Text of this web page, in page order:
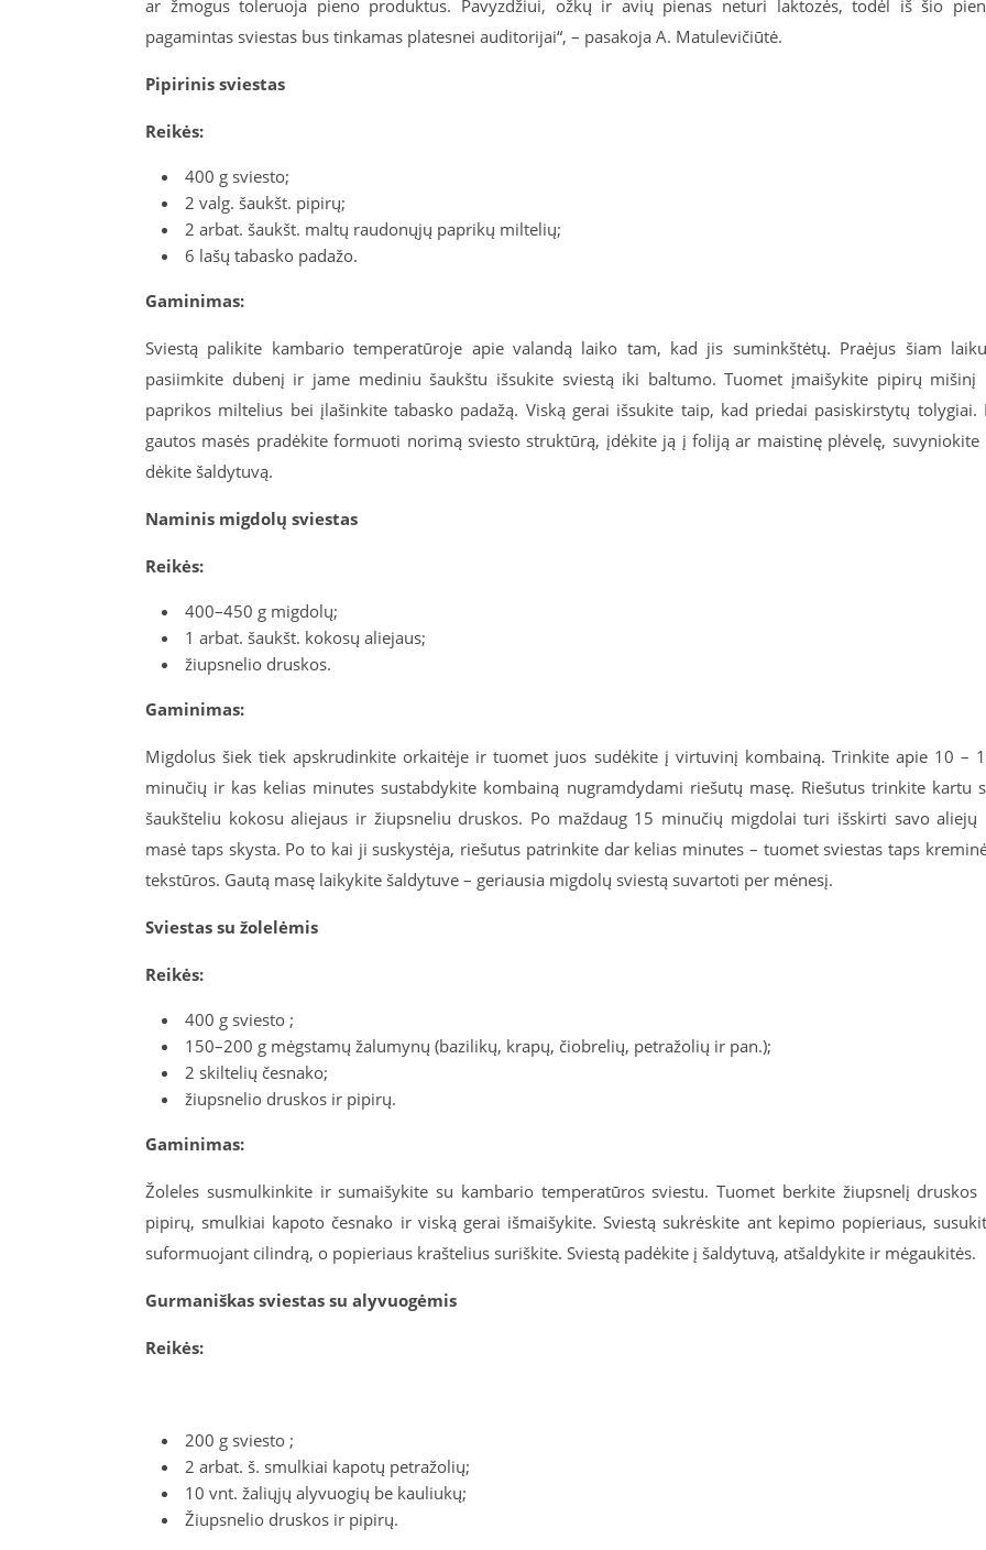
ar žmogus toleruoja pieno produktus. Pavyzdžiui, ožkų ir avių pienas neturi laktozės, todėl iš šio
pagamintas sviestas bus tinkamas platesnei auditorijai“, – pasakoja A. Matulevičiūtė.
Pipirinis sviestas
Reikės:
400 g sviesto;
2 valg. šaukšt. pipirų;
2 arbat. šaukšt. maltų raudonųjų paprikų miltelių;
6 lašų tabasko padažo.
Gaminimas:
Sviestą palikite kambario temperatūroje apie valandą laiko tam, kad jis suminkštėtų. Praėjus šiam
pasiimkite dubenį ir jame mediniu šaukštu išsukite sviestą iki baltumo. Tuomet įmaišykite pipirų mišinį
paprikos miltelius bei įlašinkite tabasko padažą. Viską gerai išsukite taip, kad priedai pasiskirstytų tolygiai.
gautos masės pradėkite formuoti norimą sviesto struktūrą, įdėkite ją į foliją ar maistinę plėvelę, suvyniokite
dėkite šaldytuvą.
Naminis migdolų sviestas
Reikės:
400–450 g migdolų;
1 arbat. šaukšt. kokosų aliejaus;
žiupsnelio druskos.
Gaminimas:
Migdolus šiek tiek apskrudinkite orkaitėje ir tuomet juos sudėkite į virtuvinį kombainą. Trinkite apie 10 –
minučių ir kas kelias minutes sustabdykite kombainą nugramdydami riešutų masę. Riešutus trinkite kartu
šaukšteliu kokosu aliejaus ir žiupsneliu druskos. Po maždaug 15 minučių migdolai turi išskirti savo aliejų
masė taps skysta. Po to kai ji suskystėja, riešutus patrinkite dar kelias minutes – tuomet sviestas taps
tekstūros. Gautą masę laikykite šaldytuve – geriausia migdolų sviestą suvartoti per mėnesį.
Sviestas su žolelėmis
Reikės:
400 g sviesto ;
150–200 g mėgstamų žalumynų (bazilikų, krapų, čiobrelių, petražolių ir pan.);
2 skiltelių česnako;
žiupsnelio druskos ir pipirų.
Gaminimas:
Žoleles susmulkinkite ir sumaišykite su kambario temperatūros sviestu. Tuomet berkite žiupsnelį druskos
pipirų, smulkiai kapoto česnako ir viską gerai išmaišykite. Sviestą sukrėskite ant kepimo popieriaus,
suformuojant cilindrą, o popieriaus kraštelius suriškite. Sviestą padėkite į šaldytuvą, atšaldykite ir mėgaukitės.
Gurmaniškas sviestas su alyvuogėmis
Reikės:
200 g sviesto ;
2 arbat. š. smulkiai kapotų petražolių;
10 vnt. žaliųjų alyvuogių be kauliukų;
Žiupsnelio druskos ir pipirų.